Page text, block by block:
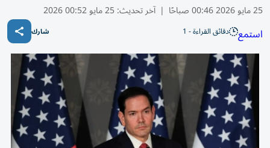
25 مايو 2026 00:46 صباحًا | آخر تحديث:25 مايو 00:52 2026
استمع دقائق القراءة - 1 شارك